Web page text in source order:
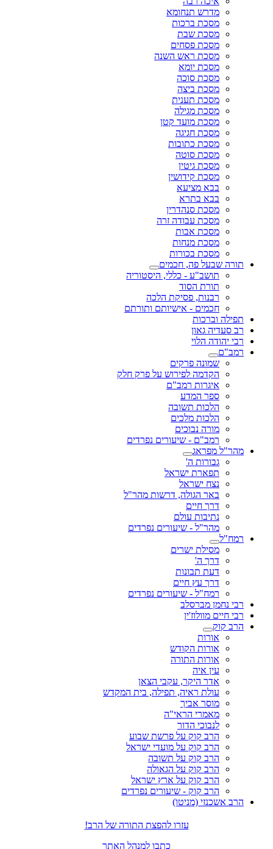
מדרש תנחומא
מסכת ברכות
מסכת שבת
מסכת פסחים
מסכת ראש השנה
מסכת יומא
מסכת סוכה
מסכת ביצה
מסכת תענית
מסכת מגילה
מסכת מועד קטן
מסכת חגיגה
מסכת כתובות
מסכת סוטה
מסכת גיטין
מסכת קידושין
בבא מציעא
בבא בתרא
מסכת סנהדרין
מסכת עבודה זרה
מסכת אבות
מסכת מנחות
מסכת בכורות
תורה שבעל פה, חכמים
תושב"ע - כללי, היסטוריה
תורת הסוד
רבנות, פסיקת הלכה
חכמים - אישיותם ותורתם
תפילה וברכות
רב סעדיה גאון
רבי יהודה הלוי
רמב"ם
שמונה פרקים
הקדמה לפירוש על פרק חלק
איגרות רמב"ם
ספר המדע
הלכות תשובה
הלכות מלכים
מורה נבוכים
רמב"ם - שיעורים נפרדים
מהר"ל מפראג
גבורות ה'
תפארת ישראל
נצח ישראל
באר הגולה, דרשות מהר"ל
דרך חיים
נתיבות עולם
מהר"ל - שיעורים נפרדים
רמח"ל
מסילת ישרים
דרך ה'
דעת תבונות
דרך עץ חיים
רמח"ל - שיעורים נפרדים
רבי נחמן מברסלב
רבי חיים מוולוז'ין
הרב קוק
אורות
אורות הקודש
אורות התורה
עין איה
אדר היקר, עקבי הצאן
עולת ראיה, תפילה, בית המקדש
מוסר אביך
מאמרי הראי"ה
לנבוכי הדור
הרב קוק על פרשת שבוע
הרב קוק על מועדי ישראל
הרב קוק על תשובה
הרב קוק על הגאולה
הרב קוק על ארץ ישראל
הרב קוק - שיעורים נפרדים
הרב אשכנזי (מניטו)
עזרו להפצת התורה של הרב!
כתבו למנהל האתר